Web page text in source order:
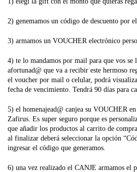
2) genemamos un código de descuento por
3) armamos un VOUCHER electrónico
4) te lo mandamos por mail para que vos se
afortunad@ que va a recibir este hermoso
el voucher por mail o celular, podrá
fecha de vencimiento. Tendrá 90 días para
5) el homenajead@ canjea su VOUCHER
Zafirus. Es super seguro porque es
que añadir los productos al carrito de
al finalizar deberá seleccionar la opción
ingresar el código que generamos.
6) una vez realizado el CANJE armamos el